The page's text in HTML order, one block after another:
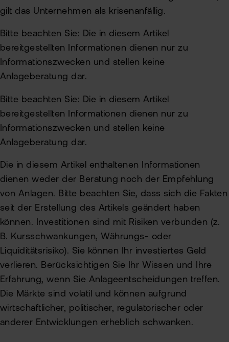
gilt das Unternehmen als krisenanfällig.
Bitte beachten Sie: Die in diesem Artikel
bereitgestellten Informationen dienen nur zu
Informationszwecken und stellen keine
Anlageberatung dar.
Bitte beachten Sie: Die in diesem Artikel
bereitgestellten Informationen dienen nur zu
Informationszwecken und stellen keine
Anlageberatung dar.
Die in diesem Artikel enthaltenen Informationen
dienen weder der Beratung noch der Empfehlung
von Anlagen. Bitte beachten Sie, dass sich die Fakten
seit der Erstellung des Artikels geändert haben
können. Investitionen sind mit Risiken verbunden (z.
B. Kursschwankungen, Währungs- oder
Liquiditätsrisiko). Sie können Ihr investiertes Geld
verlieren. Berücksichtigen Sie Ihr Wissen und Ihre
Erfahrung, wenn Sie Anlageentscheidungen treffen.
Die Märkte sind volatil und können aufgrund
wirtschaftlicher, politischer, regulatorischer oder
anderer Entwicklungen erheblich schwanken.